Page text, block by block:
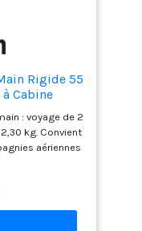
Rigide 55
Cabine
Plupart des
45 L, Jaune
: voyage de 2
kg. Convient
aériennes
tailles sont
L'intérieur
poches zippées
et réglables